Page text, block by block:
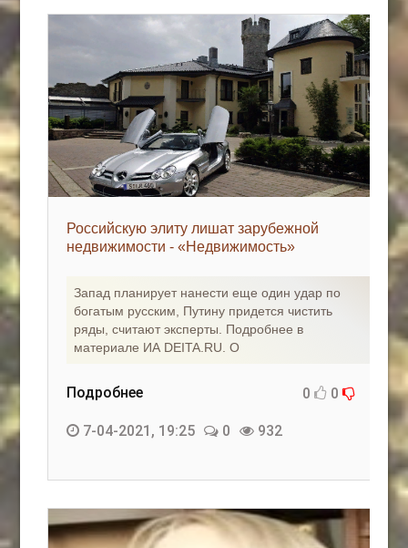
Российскую элиту лишат зарубежной
недвижимости - «Недвижимость»
Запад планирует нанести еще один удар по
богатым русским, Путину придется чистить
ряды, считают эксперты. Подробнее в
материале ИА DEITA.RU. О
Подробнее 0 0
7-04-2021, 19:25 0 932